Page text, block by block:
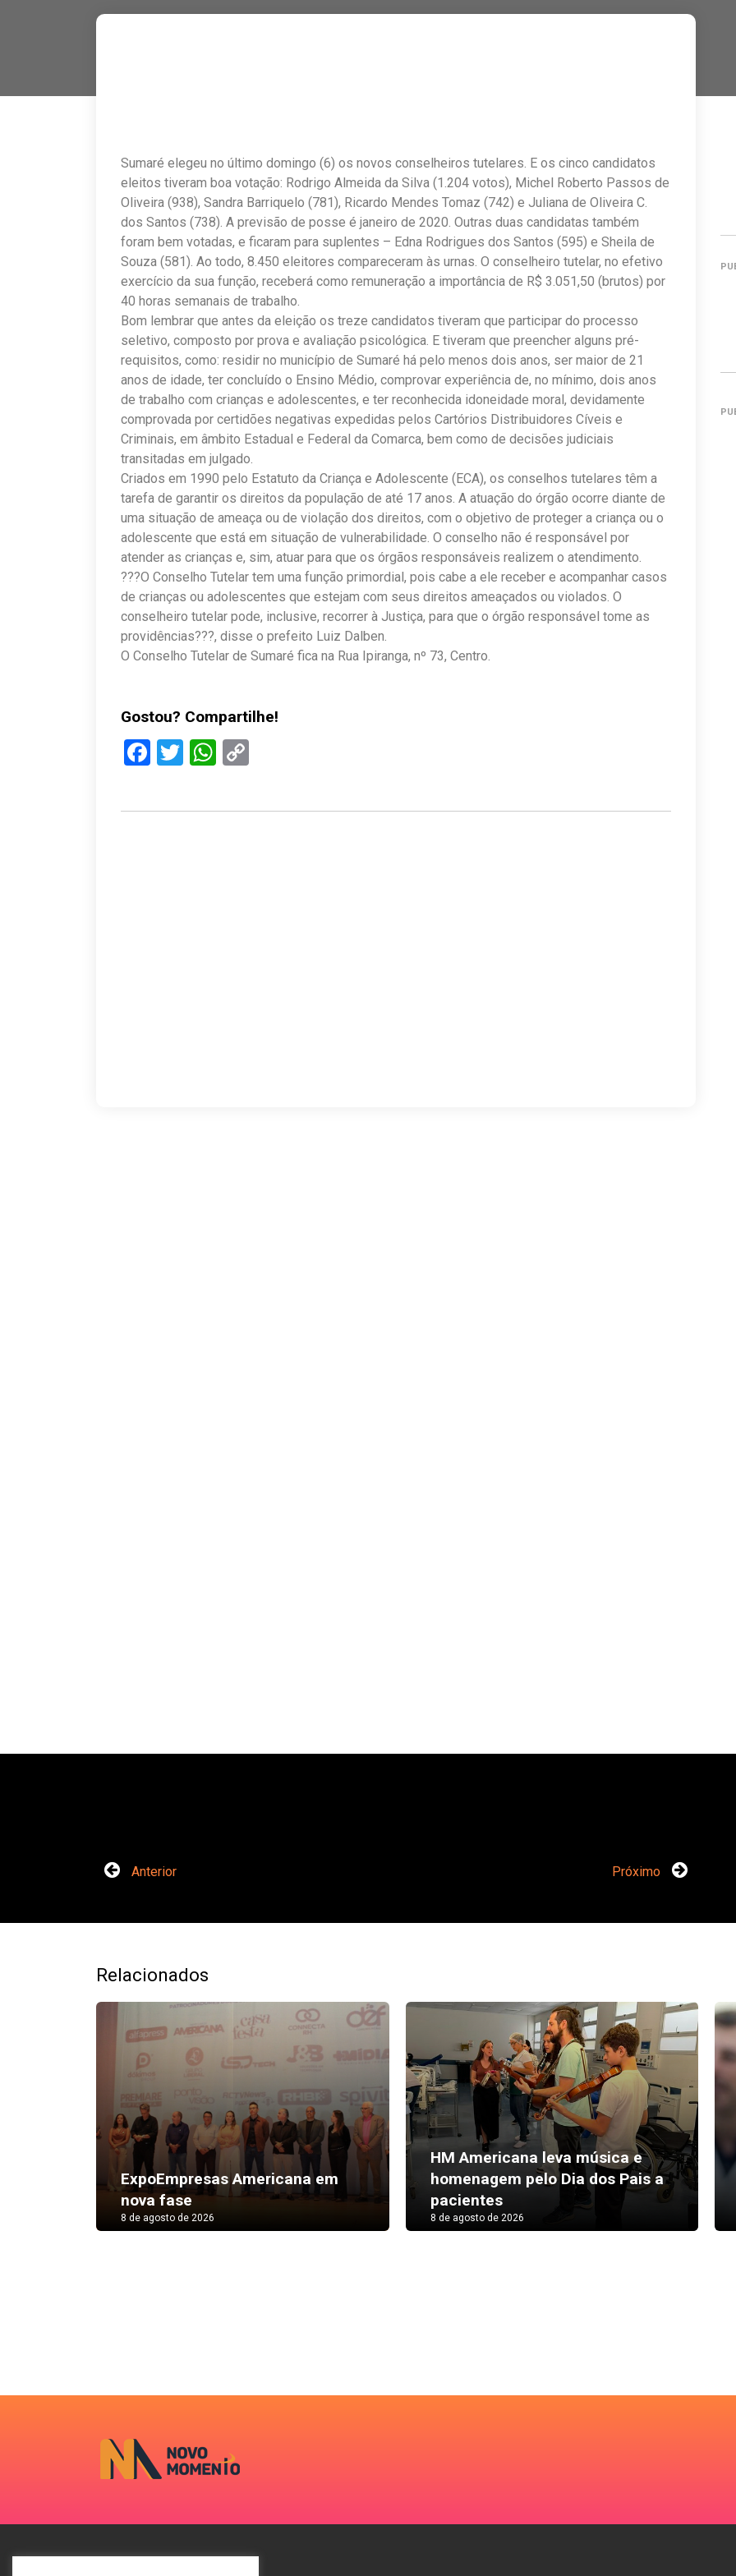
Sumaré elegeu no último domingo (6) os novos conselheiros tutelares. E os cinco candidatos
eleitos tiveram boa votação: Rodrigo Almeida da Silva (1.204 votos), Michel Roberto Passos de
Oliveira (938), Sandra Barriquelo (781), Ricardo Mendes Tomaz (742) e Juliana de Oliveira C.
dos Santos (738). A previsão de posse é janeiro de 2020. Outras duas candidatas também
foram bem votadas, e ficaram para suplentes – Edna Rodrigues dos Santos (595) e Sheila de
Souza (581). Ao todo, 8.450 eleitores compareceram às urnas. O conselheiro tutelar, no efetivo
exercício da sua função, receberá como remuneração a importância de R$ 3.051,50 (brutos) por
40 horas semanais de trabalho.
Bom lembrar que antes da eleição os treze candidatos tiveram que participar do processo
seletivo, composto por prova e avaliação psicológica. E tiveram que preencher alguns pré-
requisitos, como: residir no município de Sumaré há pelo menos dois anos, ser maior de 21
anos de idade, ter concluído o Ensino Médio, comprovar experiência de, no mínimo, dois anos
de trabalho com crianças e adolescentes, e ter reconhecida idoneidade moral, devidamente
comprovada por certidões negativas expedidas pelos Cartórios Distribuidores Cíveis e
Criminais, em âmbito Estadual e Federal da Comarca, bem como de decisões judiciais
transitadas em julgado.
Criados em 1990 pelo Estatuto da Criança e Adolescente (ECA), os conselhos tutelares têm a
tarefa de garantir os direitos da população de até 17 anos. A atuação do órgão ocorre diante de
uma situação de ameaça ou de violação dos direitos, com o objetivo de proteger a criança ou o
adolescente que está em situação de vulnerabilidade. O conselho não é responsável por
atender as crianças e, sim, atuar para que os órgãos responsáveis realizem o atendimento.
???O Conselho Tutelar tem uma função primordial, pois cabe a ele receber e acompanhar casos
de crianças ou adolescentes que estejam com seus direitos ameaçados ou violados. O
conselheiro tutelar pode, inclusive, recorrer à Justiça, para que o órgão responsável tome as
providências???, disse o prefeito Luiz Dalben.
O Conselho Tutelar de Sumaré fica na Rua Ipiranga, nº 73, Centro.
Gostou? Compartilhe!
Facebook
TwitterWhatsApp
Anterior Próximo
Relacionados
ExpoEmpresas Americana em
nova fase
8 de agosto de 2026
HM Americana leva música e
homenagem pelo Dia dos Pais a
pacientes
8 de agosto de 2026